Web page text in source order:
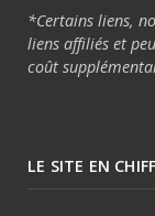
*Certains liens,
liens affiliés et
coût
LE SITE EN